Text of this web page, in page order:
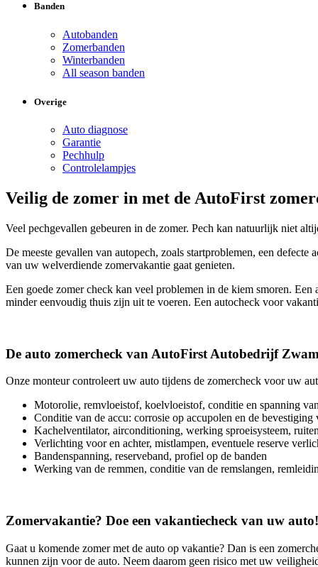
Banden
Autobanden
Zomerbanden
Winterbanden
All season banden
Overige
Auto diagnose
Garantie
Pechhulp
Controlelampjes
Veilig de zomer in met de AutoFirst
Veel pechgevallen gebeuren in de zomer. Pech kan natuurlijk niet
De meeste gevallen van autopech, zoals startproblemen, een
van uw welverdiende zomervakantie gaat genieten.
Een goede zomer check kan veel problemen in de kiem smoren.
minder eenvoudig thuis zijn uit te voeren. Een autocheck voor
De auto zomercheck van AutoFirst Autobedrijf
Onze monteur controleert uw auto tijdens de zomercheck voor uw
Motorolie, remvloeistof, koelvloeistof, conditie en spanning
Conditie van de accu: corrosie op accupolen en de bevestiging
Kachelventilator, airconditioning, werking sproeisysteem,
Verlichting voor en achter, mistlampen, eventuele reserve
Bandenspanning, reserveband, profiel op de banden
Werking van de remmen, conditie van de remslangen,
Zomervakantie? Doe een vakantiecheck van uw auto!
Gaat u komende zomer met de auto op vakantie? Dan is een
kunnen zijn voor de auto. Neem daarom geen risico met uw